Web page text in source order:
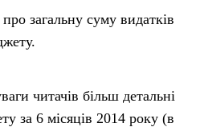
загальну суму видатків
читачів більш детальні
за 6 місяців 2014 року (в